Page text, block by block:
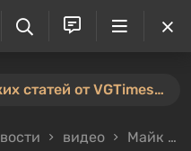
⚡️ Конкурс пользовательских статей от VGTimes продлён — участвуйте тут ⚡️
видео Майк Ибарра разнёс новую кампанию Microsoft: «Кто бы ни придумал эту идею — он не играет в игры»